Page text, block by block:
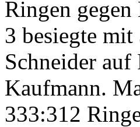
Ringen
3 besiegte
Schneider
Kaufmann.
333:312